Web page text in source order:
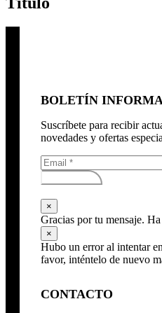
BOLETÍN
Suscríbete para recibir
novedades y ofertas
Subscribirse
×
Gracias por tu mensaje.
×
Hubo un error al intentar
favor, inténtelo de nuevo
CONTACTO